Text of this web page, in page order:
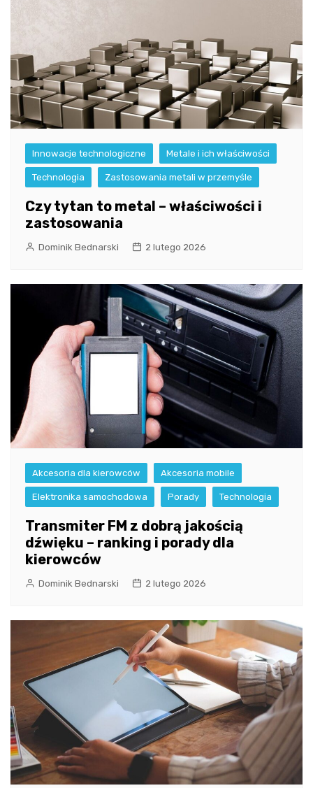
Innowacje technologiczne Metale i ich właściwości
Technologia Zastosowania metali w przemyśle
Czy tytan to metal – właściwości i
zastosowania
Dominik Bednarski 2 lutego 2026
Akcesoria dla kierowców Akcesoria mobile
Elektronika samochodowa Porady Technologia
Transmiter FM z dobrą jakością
dźwięku – ranking i porady dla
kierowców
Dominik Bednarski 2 lutego 2026